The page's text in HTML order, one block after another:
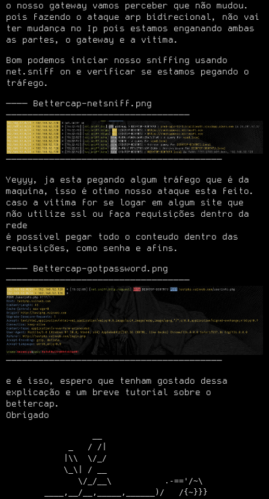
o nosso gateway vamos perceber que não mudou.
pois fazendo o ataque arp bidirecional, não vai
ter mudança no Ip pois estamos enganando ambas
as partes, o gateway e a vitima.
Bom podemos iniciar nosso sniffing usando
net.sniff on e verificar se estamos pegando o
tráfego.
──── Bettercap-netsniff.png
────────────────────────────────────────
Yeyyy, ja esta pegando algum tráfego que é da
maquina, isso é otimo nosso ataque esta feito.
caso a vitima for se logar em algum site que
não utilize ssl ou faça requisições dentro da
rede
é possivel pegar todo o conteudo dentro das
requisições, como senha e afins.
──── Bettercap-gotpassword.png
────────────────────────────────────────
e é isso, espero que tenham gostado dessa
explicação e um breve tutorial sobre o
bettercap.
Obrigado
             _   / /|
            |\\  \/_/
            \_\| / __
               \/_/__\           .-=='/~\
        ____,__/__,_____,______)/   /{~}}}